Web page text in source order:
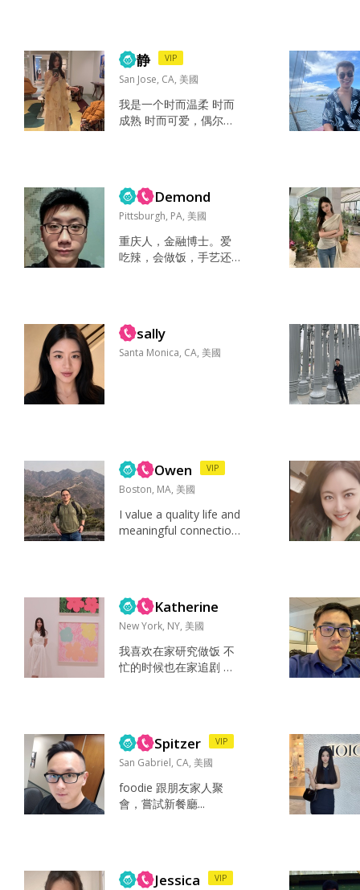
的人都是我的老师 价值
观相同...
偶尔打打乒乓球。希望
遇到一位真诚善良认真
对待感情的人。 听音
乐，游泳，乒乓球 善
良，乐观，真诚 真诚善
良 情绪稳定...
静 VIP
San Jose, CA, 美國
我是一个时而温柔 时而
成熟 时而可爱，偶尔还
🎵 雨天睡觉💤晴天遛公
园儿 家人 健康 快乐 疯
疯癫癫 大大咧咧 既成熟
稳重又可爱调皮😝 大家
对我的第一影响高冷 我
未来的伴侣必须是一个
Demond
Pittsburgh, PA, 美國
重庆人，金融博士。爱
吃辣，会做饭，手艺还
还没我懂得多。然后喜
欢姐弟恋。...
sally
Santa Monica, CA, 美國
Owen VIP
Boston, MA, 美國
I value a quality life and
meaningful connection
someone genuine and
sincere. Outside of wo
r...
Katherine
New York, NY, 美國
我喜欢在家研究做饭 不
忙的时候也在家追剧 和
人性格偏安静 我认为未
来伴侣一定要有责任心
因为彼此是一个整体 大
家一起共同进步成长 。
未来遇到困难一起克服
请离异和超过41的不要
人 谢谢...
Spitzer VIP
San Gabriel, CA, 美國
foodie 跟朋友家人聚
會，嘗試新餐廳...
Jessica VIP